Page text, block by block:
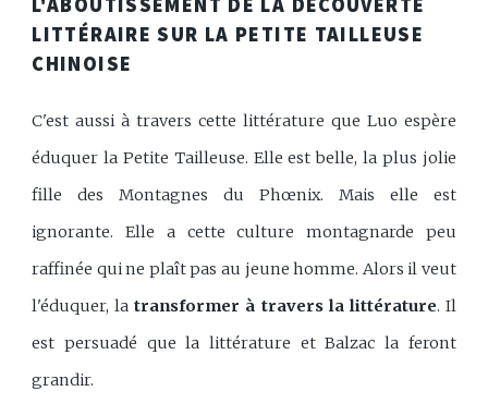
L'ABOUTISSEMENT DE LA DÉCOUVERTE
LITTÉRAIRE SUR LA PETITE TAILLEUSE
CHINOISE
C'est aussi à travers cette littérature que Luo espère
éduquer la Petite Tailleuse. Elle est belle, la plus jolie
fille des Montagnes du Phœnix. Mais elle est
ignorante. Elle a cette culture montagnarde peu
raffinée qui ne plaît pas au jeune homme. Alors il veut
l'éduquer, latransformer à travers la littérature. Il
est persuadé que la littérature et Balzac la feront
grandir.